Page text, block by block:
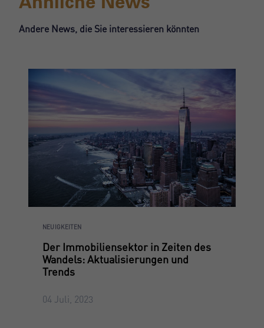
Andere News, die Sie interessieren könnten
NEUIGKEITEN
Der Immobiliensektor in Zeiten des
Wandels: Aktualisierungen und
Trends
04 Juli, 2023